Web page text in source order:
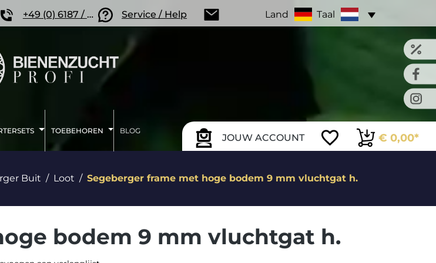
+49 (0) 6187 / 207 57 86 Service / Help Land Taal
JOUW ACCOUNT € 0,00*
TOEBEHOREN BLOG
Buit Loot Segeberger frame met hoge bodem 9 mm vluchtgat h.
bodem 9 mm vluchtgat h.